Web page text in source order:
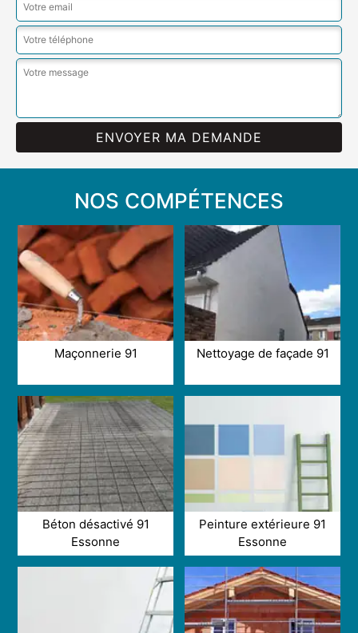
NOS COMPÉTENCES
Maçonnerie 91 Nettoyage de façade 91
Béton désactivé 91
Essonne
Peinture extérieure 91
Essonne